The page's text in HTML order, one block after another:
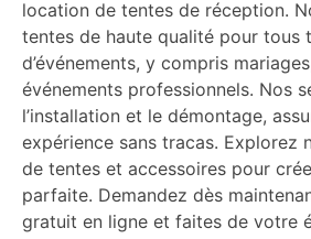
location de tentes de réception.
tentes de haute qualité pour tous
d’événements, y compris
événements professionnels. Nos
l’installation et le démontage,
expérience sans tracas. Explorez
de tentes et accessoires pour
parfaite. Demandez dès
gratuit en ligne et faites de votre